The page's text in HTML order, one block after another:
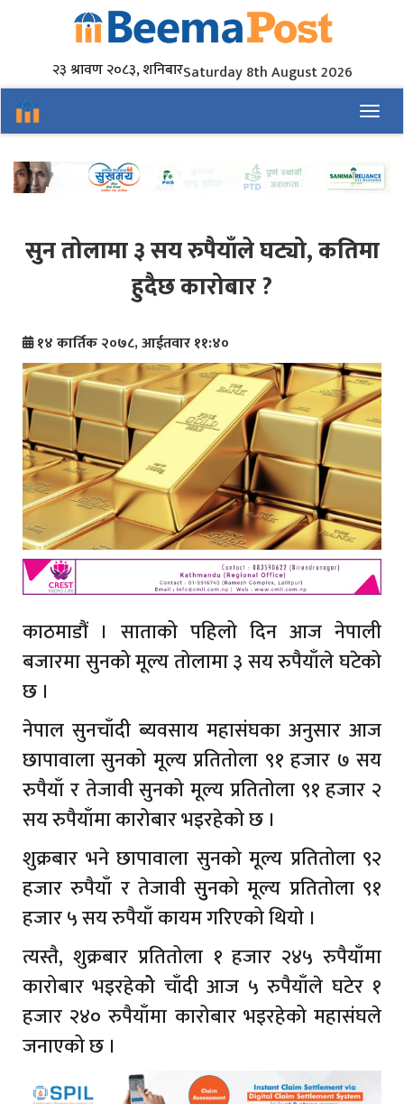
२३ श्रावण २०८३, शनिबारSaturday 8th August 2026
सुन तोलामा ३ सय रुपैयाँले घट्यो, कतिमा
हुदैछ कारोबार ?
१४ कार्तिक २०७८, आईतवार ११:४०
काठमाडौं । साताको पहिलो दिन आज नेपाली
बजारमा सुनको मूल्य तोलामा ३ सय रुपैयाँले घटेको
छ ।
नेपाल सुनचाँदी ब्यवसाय महासंघका अनुसार आज
छापावाला सुनको मूल्य प्रतितोला ९१ हजार ७ सय
रुपैयाँ र तेजावी सुनको मूल्य प्रतितोला ९१ हजार २
सय रुपैयाँमा कारोबार भइरहेको छ ।
शुक्रबार भने छापावाला सुनको मूल्य प्रतितोला ९२
हजार रुपैयाँ र तेजावी सुुनको मूल्य प्रतितोला ९१
हजार ५ सय रुपैयाँ कायम गरिएको थियो ।
त्यस्तै, शुक्रबार प्रतितोला १ हजार २४५ रुपैयाँमा
कारोबार भइरहेकोे चाँदी आज ५ रुपैयाँले घटेर १
हजार २४० रुपैयाँमा कारोबार भइरहेको महासंघले
जनाएको छ ।